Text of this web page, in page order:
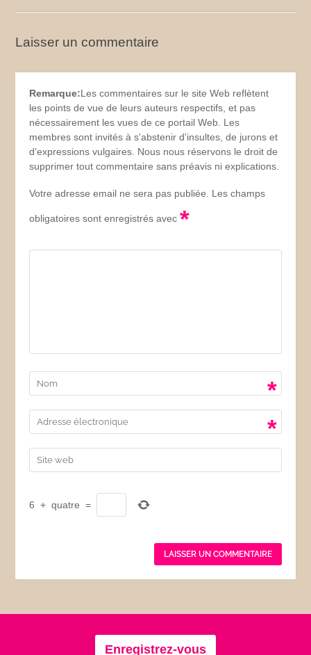
Laisser un commentaire
Remarque:Les commentaires sur le site Web reflètent
les points de vue de leurs auteurs respectifs, et pas
nécessairement les vues de ce portail Web. Les
membres sont invités à s'abstenir d'insultes, de jurons et
d'expressions vulgaires. Nous nous réservons le droit de
supprimer tout commentaire sans préavis ni explications.
Votre adresse email ne sera pas publiée. Les champs
obligatoires sont enregistrés avec*
*
*
6 + quatre =
Enregistrez-vous